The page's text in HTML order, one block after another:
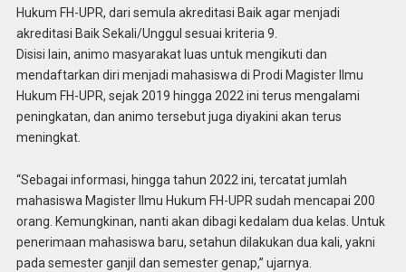
Hukum FH-UPR, dari semula akreditasi Baik agar menjadi
akreditasi Baik Sekali/Unggul sesuai kriteria 9.
Disisi lain, animo masyarakat luas untuk mengikuti dan
mendaftarkan diri menjadi mahasiswa di Prodi Magister Ilmu
Hukum FH-UPR, sejak 2019 hingga 2022 ini terus mengalami
peningkatan, dan animo tersebut juga diyakini akan terus
meningkat.
“Sebagai informasi, hingga tahun 2022 ini, tercatat jumlah
mahasiswa Magister Ilmu Hukum FH-UPR sudah mencapai 200
orang. Kemungkinan, nanti akan dibagi kedalam dua kelas. Untuk
penerimaan mahasiswa baru, setahun dilakukan dua kali, yakni
pada semester ganjil dan semester genap,” ujarnya.